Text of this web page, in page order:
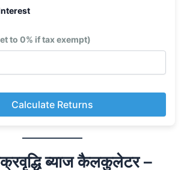
to 0% if tax exempt)
Calculate Returns
ब्याज कैलकुलेटर –